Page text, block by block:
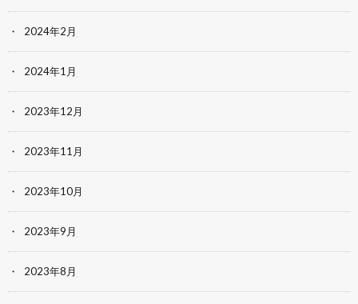
2024年2月
2024年1月
2023年12月
2023年11月
2023年10月
2023年9月
2023年8月